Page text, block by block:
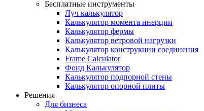
Бесплатные инструменты
Луч калькулятор
Калькулятор момента инерции
Калькулятор фермы
Калькулятор ветровой нагрузки
Калькулятор конструкции соединения
Frame Calculator
Фонд Калькулятор
Калькулятор подпорной стены
Калькулятор опорной плиты
Решения
Для бизнеса